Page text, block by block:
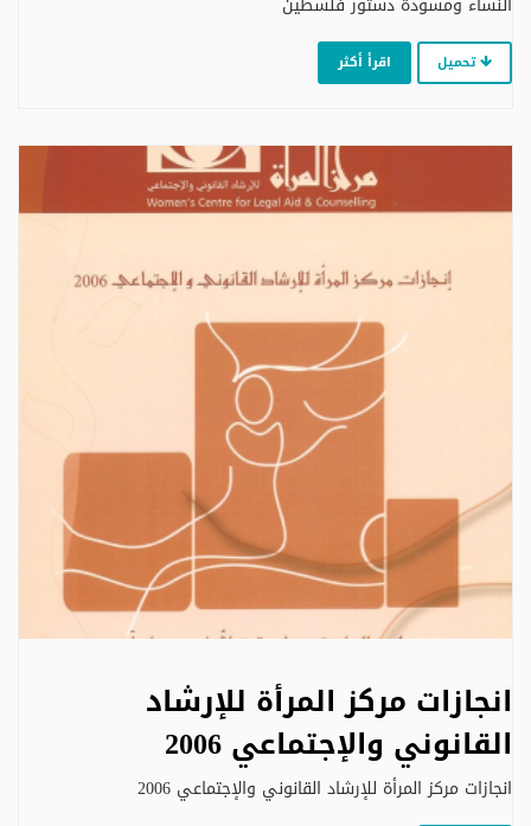
تحميل اقرأ أكثر
انجازات مركز المرأة للإرشاد
القانوني والإجتماعي 2006
انجازات مركز المرأة للإرشاد القانوني والإجتماعي 2006